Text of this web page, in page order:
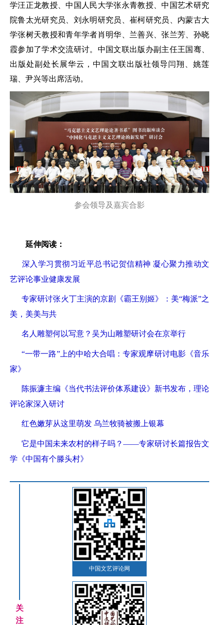
学汪正龙教授、中国人民大学张永青教授、中国艺术研究
院鲁太光研究员、刘永明研究员、崔柯研究员、内蒙古大
学张树天教授和青年学者肖明华、兰善兴、张兰芳、孙晓
霞参加了学术交流研讨。中国文联出版办副主任王国骞、
出版处副处长展华云，中国文联出版社领导闫翔、姚莲
瑞、尹兴等出席活动。
参会领导及嘉宾合影
延伸阅读：
深入学习贯彻习近平总书记贺信精神 凝心聚力推动文
艺评论事业健康发展
专家研讨张火丁主演的京剧《霸王别姬》：美“梅派”之
美，美美与共
名人雕塑何以写意？吴为山雕塑研讨会在京举行
“一带一路”上的中哈大合唱：专家观摩研讨电影《音乐
家》
陈振濂主编《当代书法评价体系建设》新书发布，理论
评论家深入研讨
红色嫩芽从这里萌发 乌兰牧骑被搬上银幕
它是中国未来农村的样子吗？——专家研讨长篇报告文
学《中国有个滕头村》
关
注
中国文艺评论网